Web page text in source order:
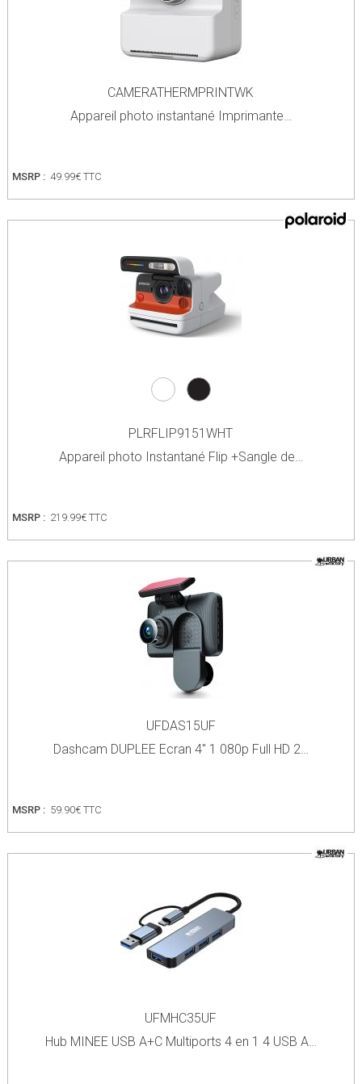
CAMERATHERMPRINTWK
Appareil photo instantané Imprimante…
MSRP : 49.99€ TTC
PLRFLIP9151WHT
Appareil photo Instantané Flip +Sangle de…
MSRP : 219.99€ TTC
UFDAS15UF
Dashcam DUPLEE Ecran 4" 1 080p Full HD 2…
MSRP : 59.90€ TTC
UFMHC35UF
Hub MINEE USB A+C Multiports 4 en 1 4 USB A…